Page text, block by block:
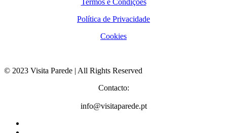
Termos e Condições
Política de Privacidade
Cookies
© 2023 Visita Parede | All Rights Reserved
Contacto:
info@visitaparede.pt